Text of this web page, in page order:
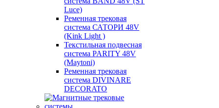
Luce)
Ременная трековая
система САТОРИ 48V
(Kink Light )
Текстильная подвесная
система PARITY 48V
(Maytoni)
Ременная трековая
система DIVINARE
DECORATO